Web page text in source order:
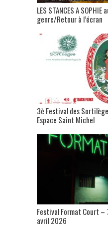
LES STANCES A
genre/Retour à l’écran
3è Festival des
Espace Saint Michel
Festival Format Court
avril 2026